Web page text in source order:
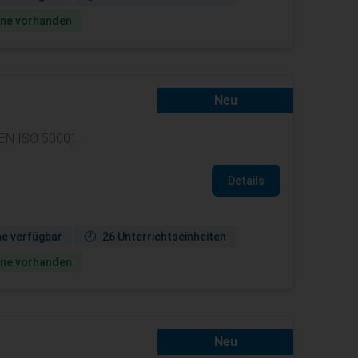
vorhanden
Neu
ISO 50001.
Details
verfügbar
26 Unterrichtseinheiten
vorhanden
Neu